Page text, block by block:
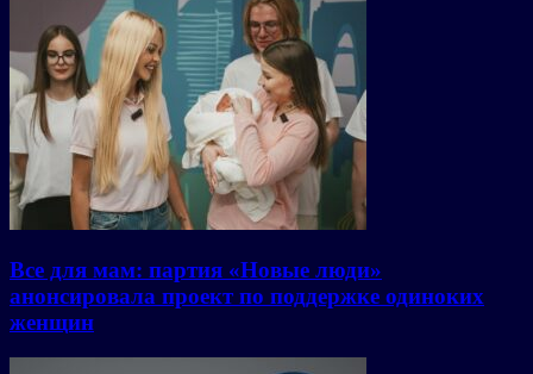
Все для мам: партия «Новые люди»
анонсировала проект по поддержке одиноких
женщин